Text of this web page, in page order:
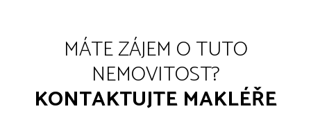
MÁTE ZÁJEM O TUTO
NEMOVITOST?
KONTAKTUJTE MAKLÉŘE